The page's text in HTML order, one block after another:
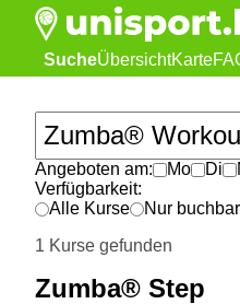
SucheÜbersichtKarte
Angeboten am: Mo Di
Verfügbarkeit:
Alle Kurse
Nur
1 Kurse gefunden
Zumba® Step